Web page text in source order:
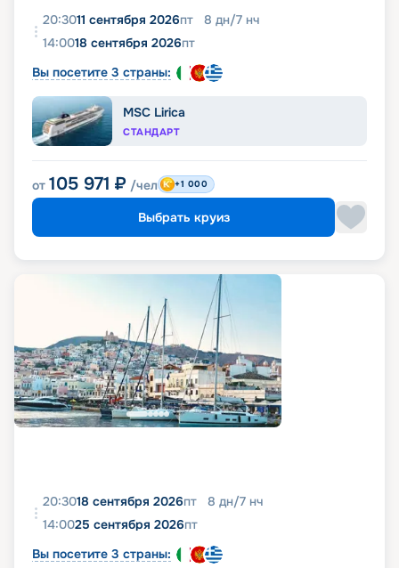
20:3011 сентября 2026пт 8 дн/7 нч
14:0018 сентября 2026пт
Вы посетите 3 страны:
MSC Lirica
СТАНДАРТ
от 105 971 ₽ /чел +1 000
Выбрать круиз
20:3018 сентября 2026пт 8 дн/7 нч
14:0025 сентября 2026пт
Вы посетите 3 страны: